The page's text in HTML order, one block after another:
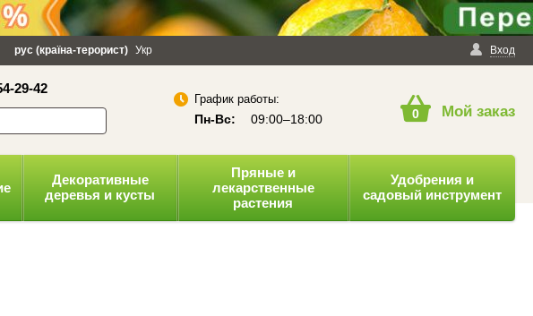
Политика конфиденциальности Вход
рус (країна-терорист) Укр
29-42
График работы:
Пн-Вс: 09:00–18:00 0 Мой заказ
Декоративные
деревья и кусты
Пряные и
лекарственные
растения
Удобрения и
садовый инструмент